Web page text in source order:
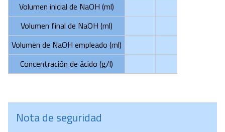
Volumen inicial de NaOH (ml)
Volumen final de NaOH (ml)
Volumen de NaOH empleado (ml)
Concentración de ácido (g/l)
Nota de seguridad